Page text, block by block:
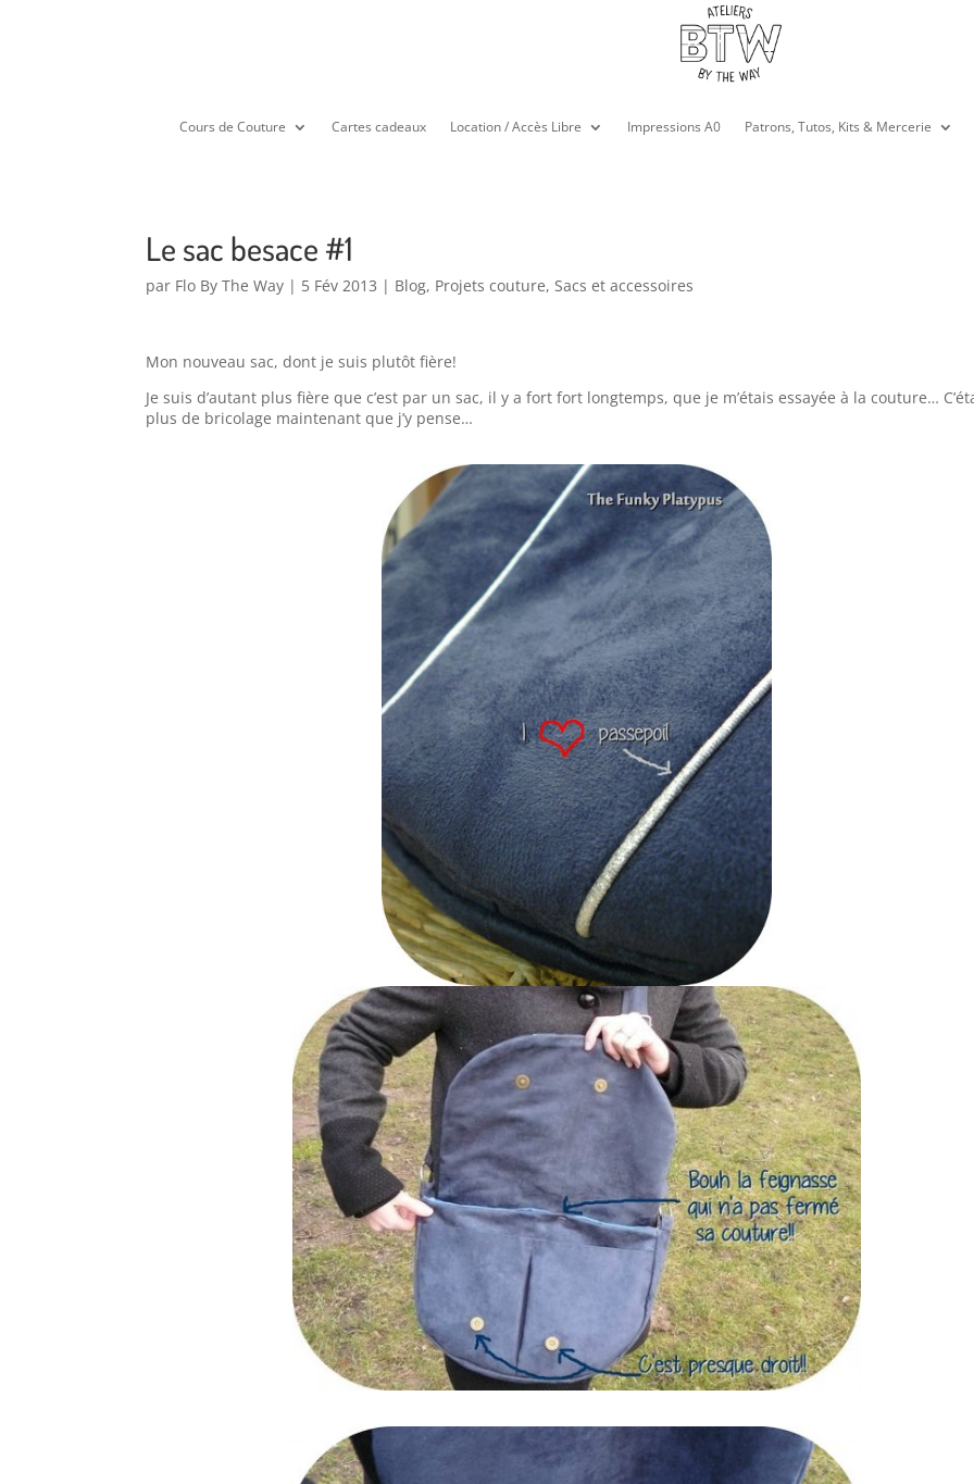
Cours de Couture Cartes cadeaux Location / Accès Libre Impressions A0 Patrons, Tutos, Kits & Mercerie
Le sac besace #1
par Flo By The Way | 5 Fév 2013 | Blog, Projets couture,Sacs et accessoires
Mon nouveau sac, dont je suis plutôt fière!
Je suis d’autant plus fière que c’est par un sac, il y a fort fort longtemps, que je m’étais essayée à la couture…
plus de bricolage maintenant que j’y pense…